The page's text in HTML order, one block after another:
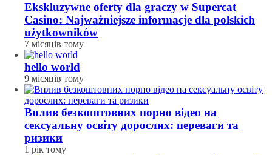
Ekskluzywne oferty dla graczy w Supercat
Casino: Najważniejsze informacje dla polskich
użytkowników
7 місяців тому
hello world
9 місяців тому
Вплив безкоштовних порно відео на
сексуальну освіту дорослих: переваги та
ризики
1 рік тому